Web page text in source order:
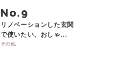
No.
リノベーションした玄関
で使いたい、おしゃ...
その他